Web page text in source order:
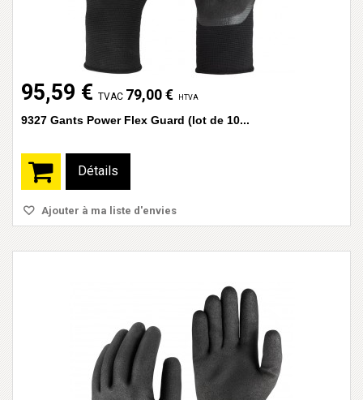
95,59 € TVAC 79,00 € HTVA
9327 Gants Power Flex Guard (lot de 10...
Détails
Ajouter à ma liste d'envies